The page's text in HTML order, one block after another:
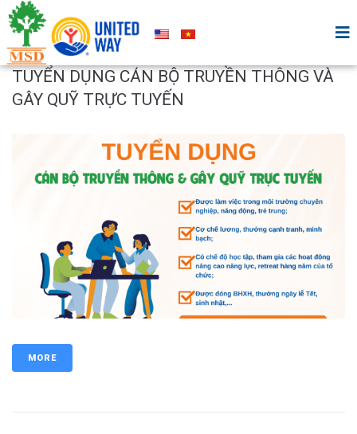
TUYỂN DỤNG CÁN BỘ TRUYỀN THÔNG VÀ
GÂY QUỸ TRỰC TUYẾN
MORE